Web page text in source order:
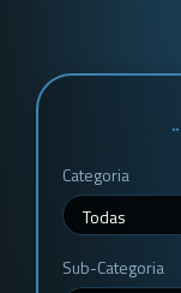
Categoria
Sub-Categoria